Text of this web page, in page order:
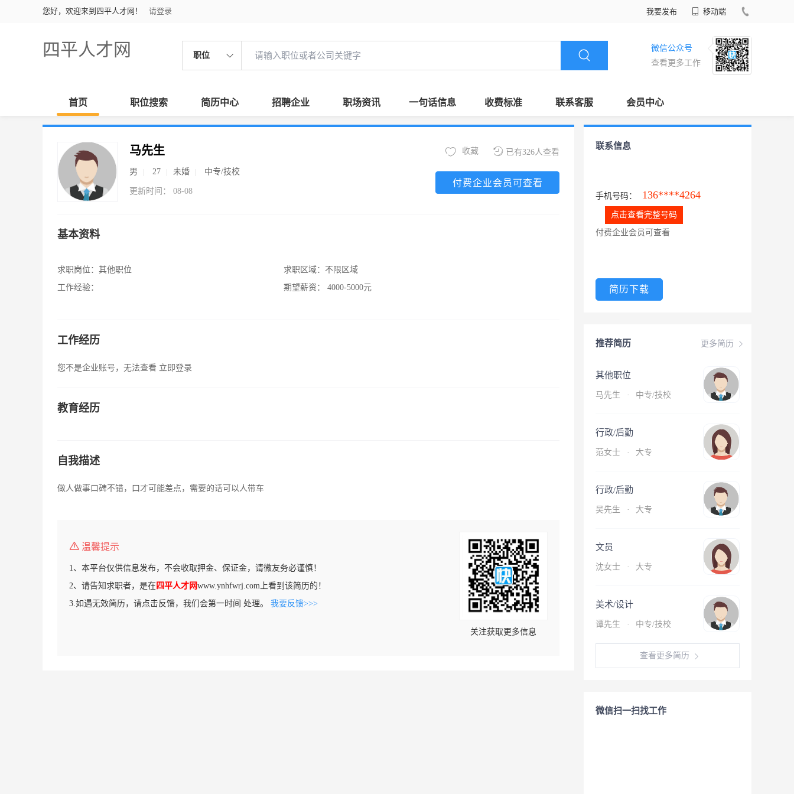
您好，欢迎来到四平人才网！ 请登录 我要发布 移动端
四平人才网 职位
微信公众号
查看更多工作
首页 职位搜索 简历中心 招聘企业 职场资讯 一句话信息 收费标准 联系客服 会员中心
马先生
男 27 未婚 中专/技校
更新时间： 08-08
已有326人查看
收藏
付费企业会员可查看
基本资料
求职岗位： 其他职位
工作经验：
求职区域： 不限区域
期望薪资：
4000-5000元
工作经历
您不是企业账号，无法查看 立即登录
教育经历
自我描述
做人做事口碑不错，口才可能差点，需要的话可以人带车
温馨提示
1、本平台仅供信息发布，不会收取押金、保证金，请微友务必谨慎！
2、请告知求职者，是在四平人才网www.ynhfwrj.com上看到该简历的！
3.如遇无效简历，请点击反馈，我们会第一时间 处理。 我要反馈>>>
关注获取更多信息
联系信息
手机号码： 136****4264
点击查看完整号码
付费企业会员可查看
简历下载
更多简历
推荐简历
其他职位
马先生 · 中专/技校
行政/后勤
范女士 · 大专
行政/后勤
吴先生 · 大专
文员
沈女士 · 大专
美术/设计
谭先生 · 中专/技校
查看更多简历
微信扫一扫找工作